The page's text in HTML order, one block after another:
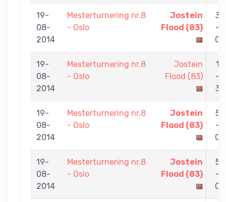
19-
08-
2014
Mesterturnering nr.8
- Oslo
Jostein
Flood (83)
3
-
0
19-
08-
2014
Mesterturnering nr.8
- Oslo
Jostein
Flood (83)
1
-
3
19-
08-
2014
Mesterturnering nr.8
- Oslo
Jostein
Flood (83)
5
-
0
19-
08-
2014
Mesterturnering nr.8
- Oslo
Jostein
Flood (83)
5
-
0